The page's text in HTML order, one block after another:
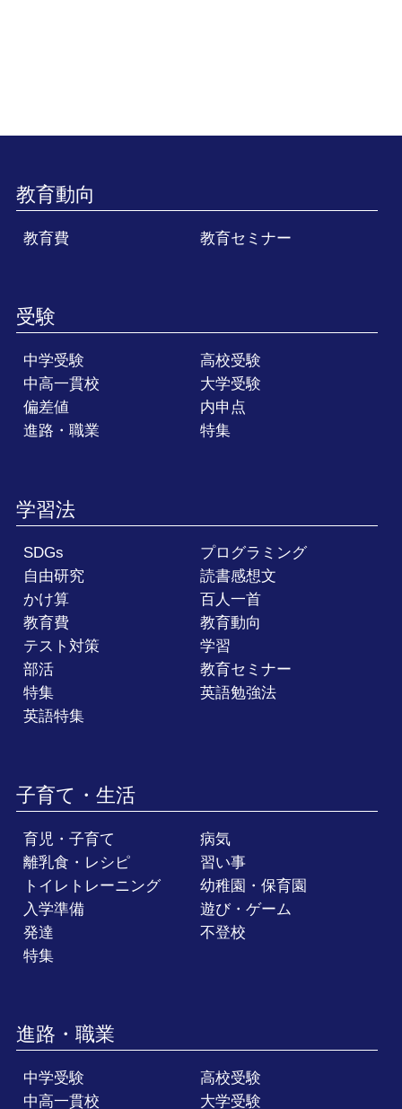
教育動向
教育費 教育セミナー
受験
中学受験
高校受験
中高一貫校
大学受験
偏差値
内申点
進路・職業
特集
学習法
SDGs
プログラミング
自由研究
読書感想文
かけ算
百人一首
教育費
教育動向
テスト対策
学習
部活
教育セミナー
特集
英語勉強法
英語特集
子育て・生活
育児・子育て
病気
離乳食・レシピ
習い事
トイレトレーニング
幼稚園・保育園
入学準備
遊び・ゲーム
発達
不登校
特集
進路・職業
中学受験
高校受験
中高一貫校
大学受験